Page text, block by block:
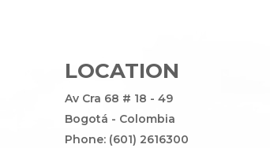
LOCATION
Av Cra 68 # 18 - 49
Bogotá - Colombia
Phone: (601) 2616300